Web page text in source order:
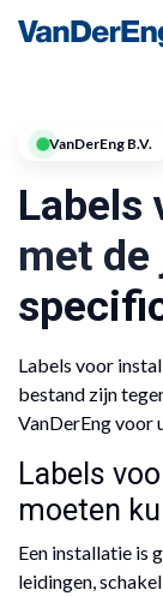
VanDerEng B.V.
Labels
met
Labels voor
bestand zijn
VanDerEng voor
Labels
moeten
Een installatie is
leidingen,